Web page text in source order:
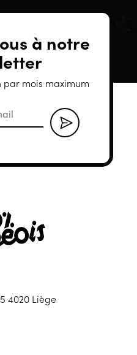
à notre
mois maximum
54020 Liège